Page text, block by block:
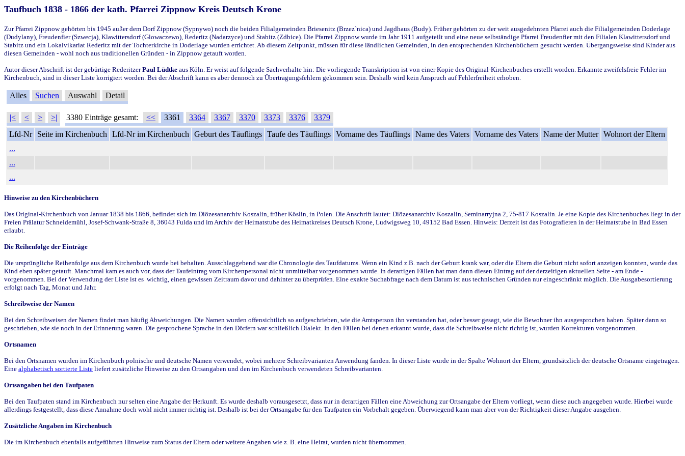
Taufbuch 1838 - 1866 der kath. Pfarrei Zippnow Kreis Deutsch Krone
Zur Pfarrei Zippnow gehörten bis 1945 außer dem Dorf Zippnow (Sypnywo) noch die beiden Filialgemeinden Briesenitz (Brzez`nica) und Jagdhaus (Budy). Früher gehörten zu der weit ausgedehnten Pfarrei auch die Filialgemeinden Doderlage
(Dudylany), Freudenfier (Szwecja), Klawittersdorf (Glowaczewo), Rederitz (Nadarzyce) und Stabitz (Zdbice). Die Pfarrei Zippnow wurde im Jahr 1911 aufgeteilt und eine neue selbständige Pfarrei Freudenfier mit den Filialen Klawittersdorf und
Stabitz und ein Lokalvikariat Rederitz mit der Tochterkirche in Doderlage wurden errichtet. Ab diesem Zeitpunkt, müssen für diese ländlichen Gemeinden, in den entsprechenden Kirchenbüchern gesucht werden. Übergangsweise sind Kinder aus
diesen Gemeinden - wohl noch aus traditionellen Gründen - in Zippnow getauft worden.
Autor dieser Abschrift ist der gebürtige RederitzerPaul Lüdtke aus Köln. Er weist auf folgende Sachverhalte hin: Die vorliegende Transkription ist von einer Kopie des Original-Kirchenbuches erstellt worden. Erkannte zweifelsfreie Fehler im
Kirchenbuch, sind in dieser Liste korrigiert worden. Bei der Abschrift kann es aber dennoch zu Übertragungsfehlern gekommen sein. Deshalb wird kein Anspruch auf Fehlerfreiheit erhoben.
Alles Suchen Auswahl Detail
|< < > >| 3380 Einträge gesamt: << 3361 3364 3367 3370 3373 3376
3379
Lfd-Nr
Seite im Kirchenbuch Lfd-Nr im Kirchenbuch Geburt des Täuflings Taufe des Täuflings Vorname des Täuflings Name des Vaters Vorname des Vaters Name der Mutter Wohnort der Eltern
...
...
...
Hinweise zu den Kirchenbüchern
Das Original-Kirchenbuch von Januar 1838 bis 1866, befindet sich im Diözesanarchiv Koszalin, früher Köslin, in Polen. Die Anschrift lautet: Diözesanarchiv Koszalin, Seminarryjna 2, 75-817 Koszalin. Je eine Kopie des Kirchenbuches liegt in der
Freien Prälatur Schneidemühl, Josef-Schwank-Straße 8, 36043 Fulda und im Archiv der Heimatstube des Heimatkreises Deutsch Krone, Ludwigsweg 10, 49152 Bad Essen. Hinweis: Derzeit ist das Fotografieren in der Heimatstube in Bad Essen
erlaubt.
Die Reihenfolge der Einträge
Die ursprüngliche Reihenfolge aus dem Kirchenbuch wurde bei behalten. Ausschlaggebend war die Chronologie des Taufdatums. Wenn ein Kind z.B. nach der Geburt krank war, oder die Eltern die Geburt nicht sofort anzeigen konnten, wurde das
Kind eben später getauft. Manchmal kam es auch vor, dass der Taufeintrag vom Kirchenpersonal nicht unmittelbar vorgenommen wurde. In derartigen Fällen hat man dann diesen Eintrag auf der derzeitigen aktuellen Seite - am Ende -
vorgenommen. Bei der Verwendung der Liste ist es wichtig, einen gewissen Zeitraum davor und dahinter zu überprüfen. Eine exakte Suchabfrage nach dem Datum ist aus technischen Gründen nur eingeschränkt möglich. Die Ausgabesortierung
erfolgt nach Tag, Monat und Jahr.
Schreibweise der Namen
Bei den Schreibweisen der Namen findet man häufig Abweichungen. Die Namen wurden offensichtlich so aufgeschrieben, wie die Amtsperson ihn verstanden hat, oder besser gesagt, wie die Bewohner ihn ausgesprochen haben. Später dann so
geschrieben, wie sie noch in der Erinnerung waren. Die gesprochene Sprache in den Dörfern war schließlich Dialekt. In den Fällen bei denen erkannt wurde, dass die Schreibweise nicht richtig ist, wurden Korrekturen vorgenommen.
Ortsnamen
Bei den Ortsnamen wurden im Kirchenbuch polnische und deutsche Namen verwendet, wobei mehrere Schreibvarianten Anwendung fanden. In dieser Liste wurde in der Spalte Wohnort der Eltern, grundsätzlich der deutsche Ortsname eingetragen.
Eine alphabetisch sortierte Liste liefert zusätzliche Hinweise zu den Ortsangaben und den im Kirchenbuch verwendeten Schreibvarianten.
Ortsangaben bei den Taufpaten
Bei den Taufpaten stand im Kirchenbuch nur selten eine Angabe der Herkunft. Es wurde deshalb vorausgesetzt, dass nur in derartigen Fällen eine Abweichung zur Ortsangabe der Eltern vorliegt, wenn diese auch angegeben wurde. Hierbei wurde
allerdings festgestellt, dass diese Annahme doch wohl nicht immer richtig ist. Deshalb ist bei der Ortsangabe für den Taufpaten ein Vorbehalt gegeben. Überwiegend kann man aber von der Richtigkeit dieser Angabe ausgehen.
Zusätzliche Angaben im Kirchenbuch
Die im Kirchenbuch ebenfalls aufgeführten Hinweise zum Status der Eltern oder weitere Angaben wie z. B. eine Heirat, wurden nicht übernommen.